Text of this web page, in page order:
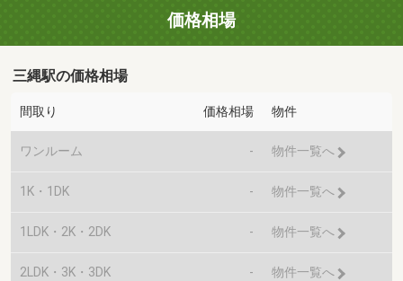
価格相場
三縄駅の価格相場
間取り 価格相場 物件
ワンルーム - 物件一覧へ
1K・1DK - 物件一覧へ
1LDK・2K・2DK - 物件一覧へ
2LDK・3K・3DK - 物件一覧へ